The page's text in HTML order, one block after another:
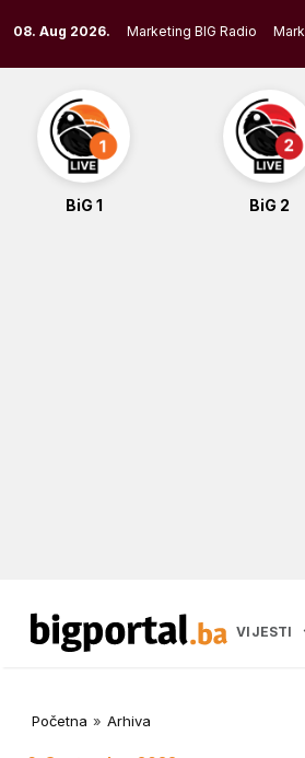
to
content
08. Aug 2026. Marketing BIG Radio
BiG 1 BiG 2
VIJESTI
Početna » Arhiva